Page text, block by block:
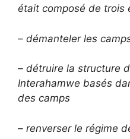
était composé de trois
– démanteler les
– détruire la structure
Interahamwe basés
des camps
– renverser le régime